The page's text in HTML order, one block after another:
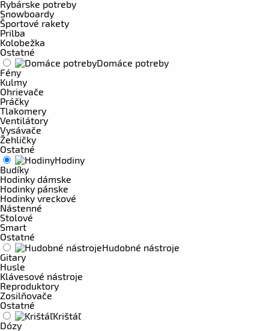
Rybárske potreby
Snowboardy
Športové rakety
Prilba
Kolobežka
Ostatné
Domáce potreby
Fény
Kulmy
Ohrievače
Práčky
Tlakomery
Ventilátory
Vysávače
Žehličky
Ostatné
Hodiny
Budíky
Hodinky dámske
Hodinky pánske
Hodinky vreckové
Nástenné
Stolové
Smart
Ostatné
Hudobné nástroje
Gitary
Husle
Klávesové nástroje
Reproduktory
Zosilňovače
Ostatné
Krištáľ
Dózy